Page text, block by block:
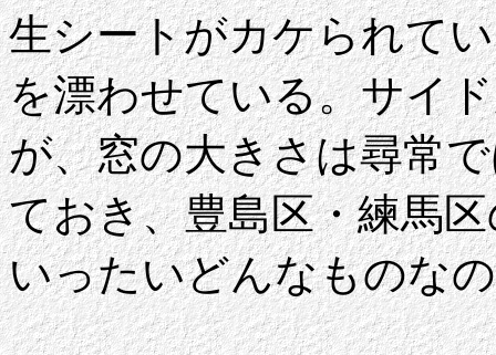
生シートがカケられて
を漂わせている。サイ
が、窓の大きさは尋常
ておき、豊島区・練馬
いったいどんなものな